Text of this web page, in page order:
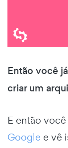
Então você
criar um
E então
Google e vê